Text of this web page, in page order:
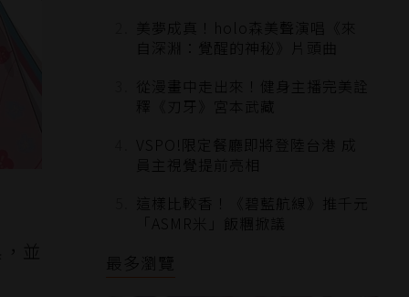
並
美夢成真！holo森美聲演唱《來
自深淵：覺醒的神秘》片頭曲
從漫畫中走出來！健身主播完美詮
釋《刃牙》宮本武藏
VSPO!限定餐廳即將登陸台港 成
員主視覺提前亮相
這樣比較香！《碧藍航線》推千元
「ASMR米」飯糰掀議
最多瀏覽